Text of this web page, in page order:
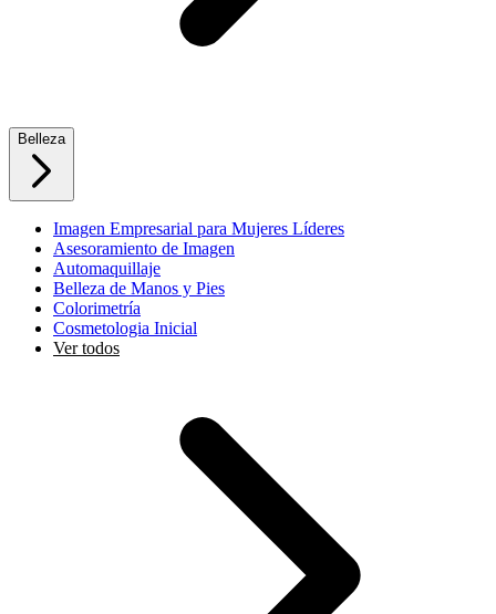
Belleza
Imagen Empresarial para Mujeres Líderes
Asesoramiento de Imagen
Automaquillaje
Belleza de Manos y Pies
Colorimetría
Cosmetologia Inicial
Ver todos